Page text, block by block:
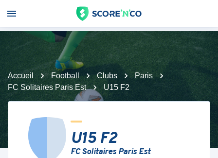
Accueil Football Clubs
Paris
FC Solitaires Paris Est
U15 F2
U15 F2
FC Solitaires Paris Est